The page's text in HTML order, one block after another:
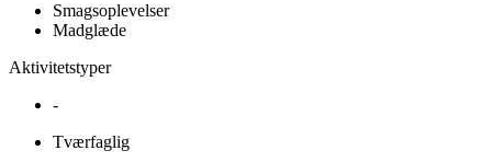
Smagsoplevelser
Madglæde
Aktivitetstyper
-
Tværfaglig